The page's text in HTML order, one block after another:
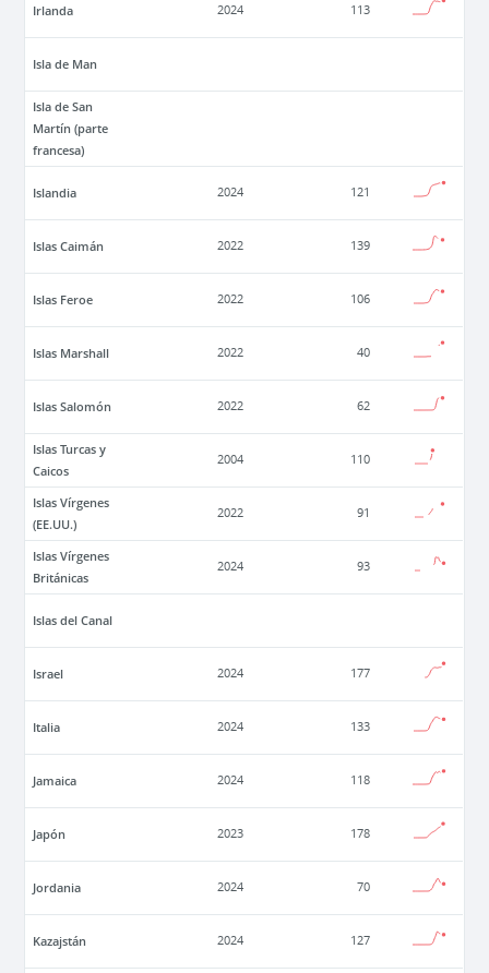
Irlanda 2024 113
Isla de Man
Isla de San
Martín (parte
francesa)
Islandia 2024 121
Islas Caimán 2022 139
Islas Feroe 2022 106
Islas Marshall 2022 40
Islas Salomón 2022 62
Islas Turcas y
Caicos
2004 110
Islas Vírgenes
(EE.UU.)
2022 91
Islas Vírgenes
Británicas
2024 93
Islas del Canal
Israel 2024 177
Italia 2024 133
Jamaica 2024 118
Japón 2023 178
Jordania 2024 70
Kazajstán 2024 127